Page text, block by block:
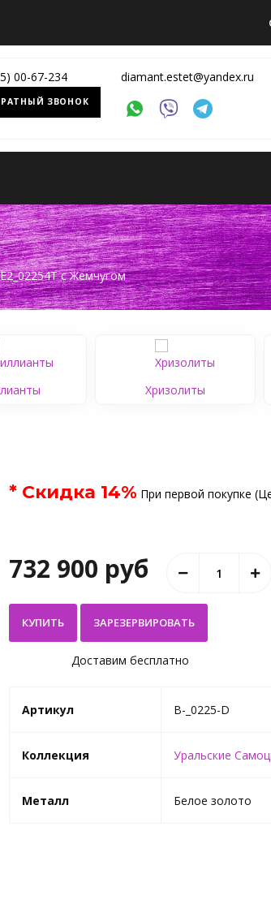
00-67-234
ЗВОНОК
diamant.estet@yandex.ru
c Жемчугом
Хризолиты
* Скидка 14% При первой покупке
732 900 руб
КУПИТЬ
Доставим бесплатно
Артикул B-_0225-D
Коллекция Уральские
Металл Белое золото